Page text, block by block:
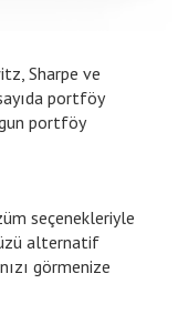
Sharpe ve
portföy
portföy
seçenekleriyle
alternatif
görmenize